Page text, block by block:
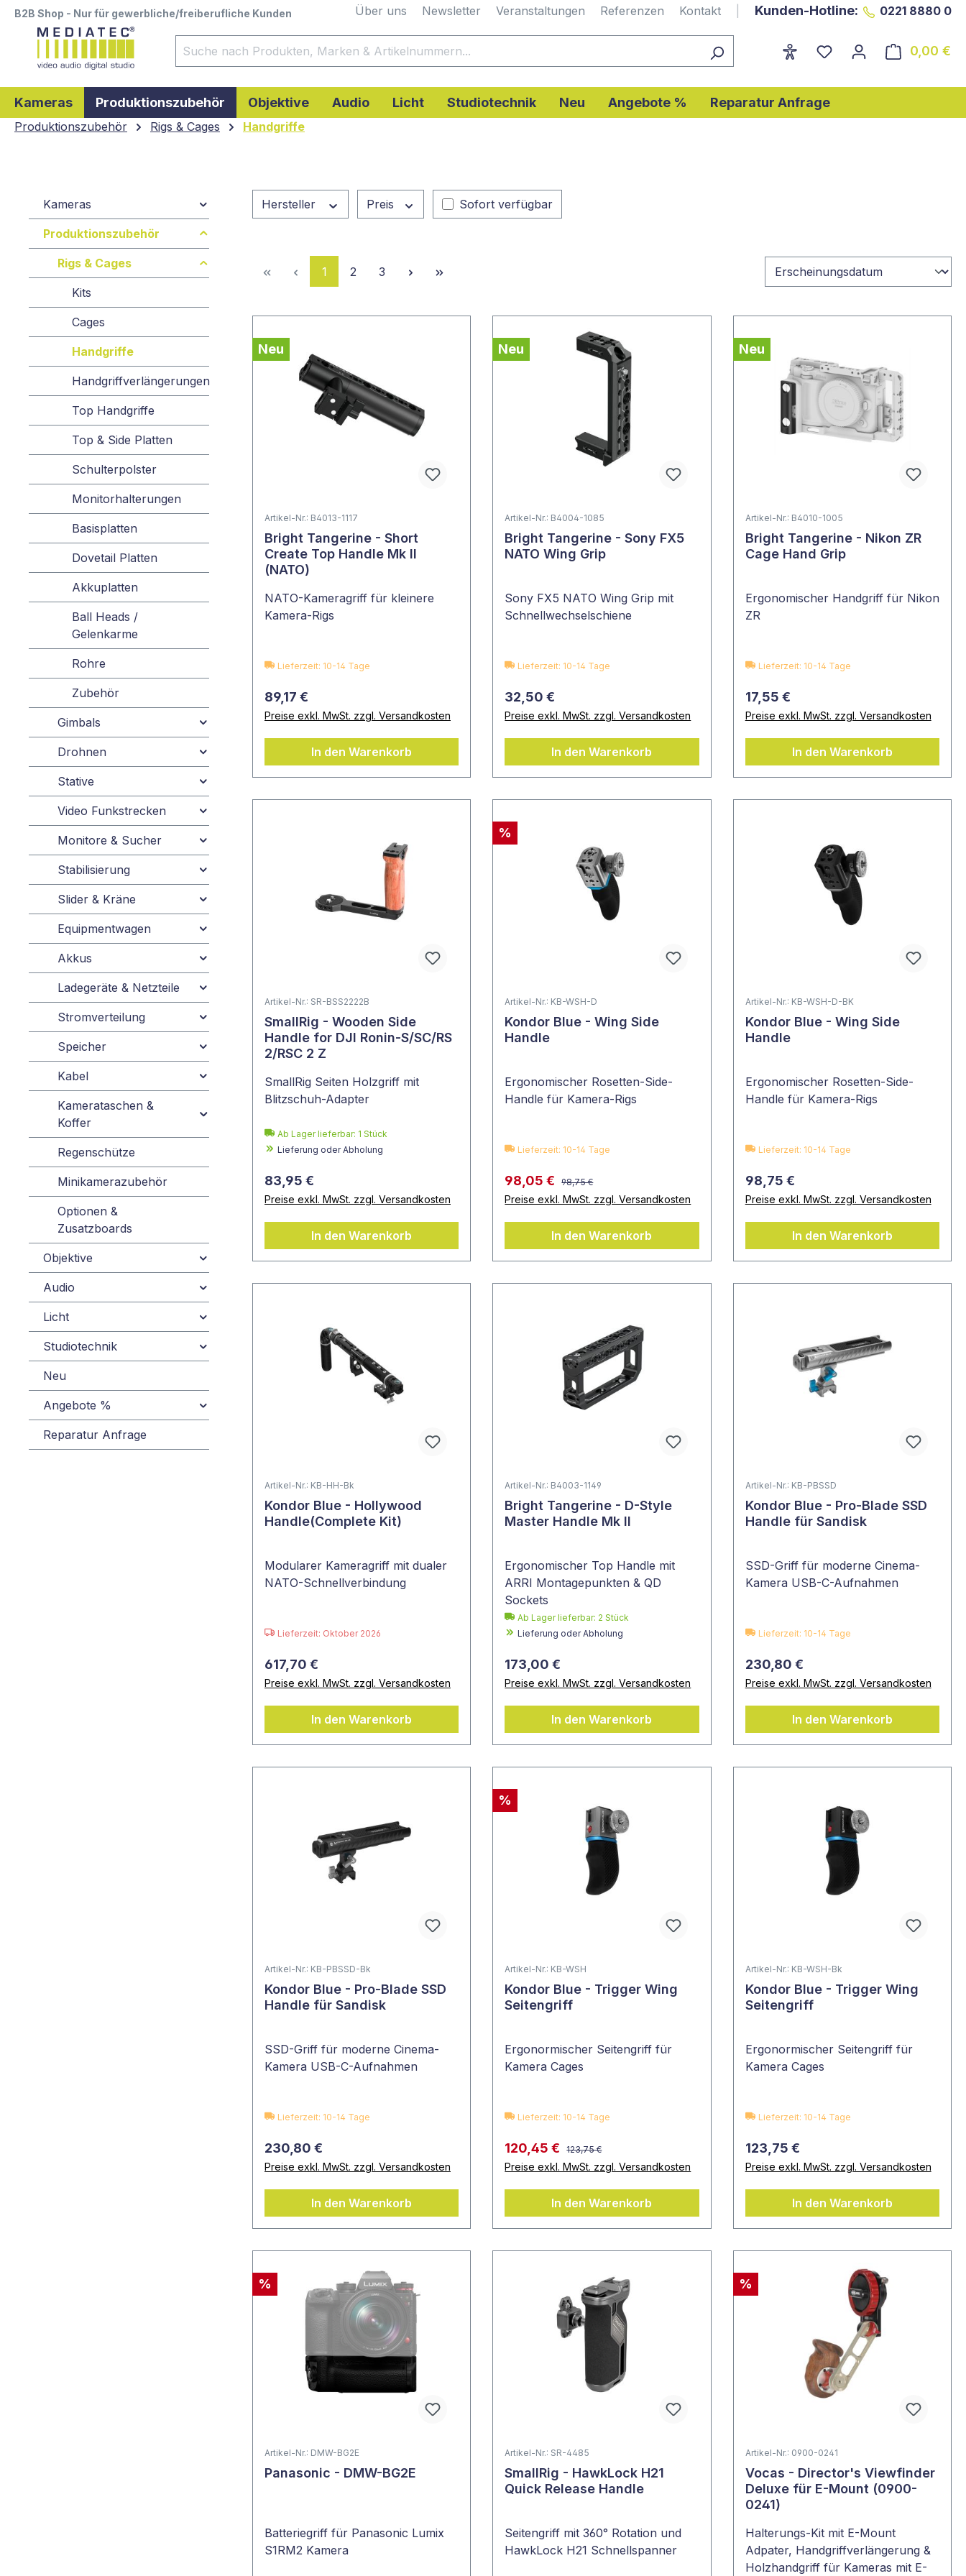
Zur Hauptnavigation springen
B2B Shop - Nur für gewerbliche/freiberufliche Kunden Über uns Newsletter Veranstaltungen Referenzen Kontakt Kunden-Hotline: 0221 8880 0
0,00 €
Kameras Produktionszubehör Objektive Audio Licht Studiotechnik Neu Angebote % Reparatur Anfrage
Produktionszubehör Rigs & Cages Handgriffe
Kameras
Produktionszubehör
Rigs & Cages
Kits
Cages
Handgriffe
Handgriffverlängerungen
Top Handgriffe
Top & Side Platten
Schulterpolster
Monitorhalterungen
Basisplatten
Dovetail Platten
Akkuplatten
Ball Heads /
Gelenkarme
Rohre
Zubehör
Gimbals
Drohnen
Stative
Video Funkstrecken
Monitore & Sucher
Stabilisierung
Slider & Kräne
Equipmentwagen
Akkus
Ladegeräte & Netzteile
Stromverteilung
Speicher
Kabel
Kamerataschen &
Koffer
Regenschütze
Minikamerazubehör
Optionen &
Zusatzboards
Objektive
Audio
Licht
Studiotechnik
Neu
Angebote %
Reparatur Anfrage
Hersteller Preis Sofort verfügbar
Seite
1 Seite
2 Seite
3
Neu
Artikel-Nr.: B4013-1117
Bright Tangerine - Short
Create Top Handle Mk II
(NATO)
NATO-Kameragriff für kleinere
Kamera-Rigs
Lieferzeit: 10-14 Tage
89,17 €
Preise exkl. MwSt. zzgl. Versandkosten
In den Warenkorb
Neu
Artikel-Nr.: B4004-1085
Bright Tangerine - Sony FX5
NATO Wing Grip
Sony FX5 NATO Wing Grip mit
Schnellwechselschiene
Lieferzeit: 10-14 Tage
32,50 €
Preise exkl. MwSt. zzgl. Versandkosten
In den Warenkorb
Neu
Artikel-Nr.: B4010-1005
Bright Tangerine - Nikon ZR
Cage Hand Grip
Ergonomischer Handgriff für Nikon
ZR
Lieferzeit: 10-14 Tage
17,55 €
Preise exkl. MwSt. zzgl. Versandkosten
In den Warenkorb
Artikel-Nr.: SR-BSS2222B
SmallRig - Wooden Side
Handle for DJI Ronin-S/SC/RS
2/RSC 2 Z
SmallRig Seiten Holzgriff mit
Blitzschuh-Adapter
Ab Lager lieferbar: 1 Stück
Lieferung oder Abholung
83,95 €
Preise exkl. MwSt. zzgl. Versandkosten
In den Warenkorb
%
Artikel-Nr.: KB-WSH-D
Kondor Blue - Wing Side
Handle
Ergonomischer Rosetten-Side-
Handle für Kamera-Rigs
Lieferzeit: 10-14 Tage
98,05 € 98,75 €
Preise exkl. MwSt. zzgl. Versandkosten
In den Warenkorb
Artikel-Nr.: KB-WSH-D-BK
Kondor Blue - Wing Side
Handle
Ergonomischer Rosetten-Side-
Handle für Kamera-Rigs
Lieferzeit: 10-14 Tage
98,75 €
Preise exkl. MwSt. zzgl. Versandkosten
In den Warenkorb
Artikel-Nr.: KB-HH-Bk
Kondor Blue - Hollywood
Handle(Complete Kit)
Modularer Kameragriff mit dualer
NATO-Schnellverbindung
Lieferzeit: Oktober 2026
617,70 €
Preise exkl. MwSt. zzgl. Versandkosten
In den Warenkorb
Artikel-Nr.: B4003-1149
Bright Tangerine - D-Style
Master Handle Mk II
Ergonomischer Top Handle mit
ARRI Montagepunkten & QD
Sockets
Ab Lager lieferbar: 2 Stück
Lieferung oder Abholung
173,00 €
Preise exkl. MwSt. zzgl. Versandkosten
In den Warenkorb
Artikel-Nr.: KB-PBSSD
Kondor Blue - Pro-Blade SSD
Handle für Sandisk
SSD-Griff für moderne Cinema-
Kamera USB-C-Aufnahmen
Lieferzeit: 10-14 Tage
230,80 €
Preise exkl. MwSt. zzgl. Versandkosten
In den Warenkorb
Artikel-Nr.: KB-PBSSD-Bk
Kondor Blue - Pro-Blade SSD
Handle für Sandisk
SSD-Griff für moderne Cinema-
Kamera USB-C-Aufnahmen
Lieferzeit: 10-14 Tage
230,80 €
Preise exkl. MwSt. zzgl. Versandkosten
In den Warenkorb
%
Artikel-Nr.: KB-WSH
Kondor Blue - Trigger Wing
Seitengriff
Ergonormischer Seitengriff für
Kamera Cages
Lieferzeit: 10-14 Tage
120,45 € 123,75 €
Preise exkl. MwSt. zzgl. Versandkosten
In den Warenkorb
Artikel-Nr.: KB-WSH-Bk
Kondor Blue - Trigger Wing
Seitengriff
Ergonormischer Seitengriff für
Kamera Cages
Lieferzeit: 10-14 Tage
123,75 €
Preise exkl. MwSt. zzgl. Versandkosten
In den Warenkorb
%
Artikel-Nr.: DMW-BG2E
Panasonic - DMW-BG2E
Batteriegriff für Panasonic Lumix
S1RM2 Kamera
Artikel-Nr.: SR-4485
SmallRig - HawkLock H21
Quick Release Handle
Seitengriff mit 360° Rotation und
HawkLock H21 Schnellspanner
%
Artikel-Nr.: 0900-0241
Vocas - Director's Viewfinder
Deluxe für E-Mount (0900-
0241)
Halterungs-Kit mit E-Mount
Adpater, Handgriffverlängerung &
Holzhandgriff für Kameras mit E-